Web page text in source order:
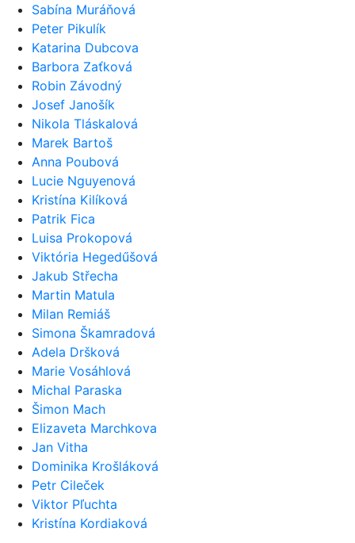
Sabína Muráňová
Peter Pikulík
Katarina Dubcova
Barbora Zaťková
Robin Závodný
Josef Janošík
Nikola Tláskalová
Marek Bartoš
Anna Poubová
Lucie Nguyenová
Kristína Kilíková
Patrik Fica
Luisa Prokopová
Viktória Hegedűšová
Jakub Střecha
Martin Matula
Milan Remiáš
Simona Škamradová
Adela Dršková
Marie Vosáhlová
Michal Paraska
Šimon Mach
Elizaveta Marchkova
Jan Vitha
Dominika Krošláková
Petr Cileček
Viktor Pľuchta
Kristína Kordiaková